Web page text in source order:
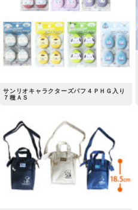
サンリオキャラクターズパフ４ＰＨＧ入り
７種ＡＳ